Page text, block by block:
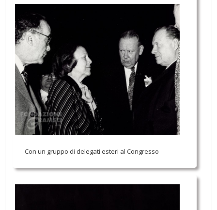
Con un gruppo di delegati esteri al Congresso